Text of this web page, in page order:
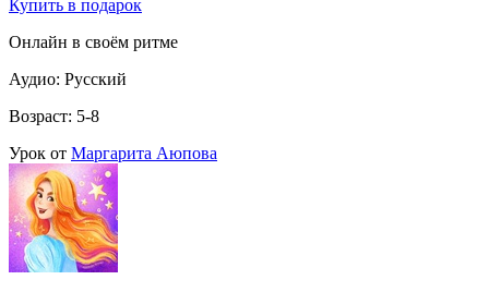
Купить в подарок
Онлайн в своём ритме
Аудио: Русский
Возраст: 5-8
Урок от Маргарита Аюпова